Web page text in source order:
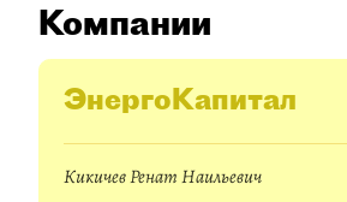
Компании
ЭнергоКапитал
Кикичев Ренат Наильевич